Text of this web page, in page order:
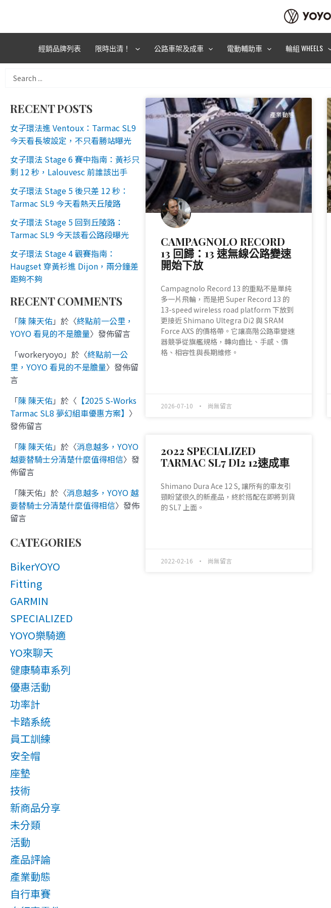
主
經銷品牌列表 限時出清！ 公路車架及成車 電動輔助車 輪組 WHEELS
Search
RECENT POSTS
女子環法進 Ventoux：Tarmac SL9
今天看長坡設定，不只看勝站曝光
女子環法 Stage 6 賽中指南：黃衫只
剩 12 秒，Lalouvesc 前誰該出手
女子環法 Stage 5 後只差 12 秒：
Tarmac SL9 今天看熱天丘陵路
女子環法 Stage 5 回到丘陵路：
Tarmac SL9 今天該看公路段曝光
女子環法 Stage 4 觀賽指南：
Haugset 穿黃衫進 Dijon，兩分鐘差
距夠不夠
RECENT COMMENTS
「陳 陳天佑」於〈終點前一公里，
YOYO 看見的不是膽量〉發佈留言
「workeryoyo 」於〈終點前一公
里，YOYO 看見的不是膽量〉發佈留
言
「陳 陳天佑」於〈 【2025 S-Works
Tarmac SL8 夢幻組車優惠方案】 〉
發佈留言
「陳 陳天佑」於〈消息越多，YOYO
越要替騎士分清楚什麼值得相信〉發
佈留言
「陳天佑」於〈消息越多，YOYO 越
要替騎士分清楚什麼值得相信〉發佈
留言
CATEGORIES
BikerYOYO
Fitting
GARMIN
SPECIALIZED
YOYO樂騎適
YO來聊天
健康騎車系列
優惠活動
功率計
卡踏系統
員工訓練
安全帽
座墊
技術
新商品分享
未分類
活動
產品評論
產業動態
自行車賽
產業動態
CAMPAGNOLO RECORD
13 回歸：13 速無線公路變速
開始下放
Campagnolo Record 13 的重點不是單純
多一片飛輪，而是把 Super Record 13 的
13-speed wireless road platform 下放到
更接近 Shimano Ultegra Di2 與 SRAM
Force AXS 的價格帶。它讓高階公路車變速
器競爭從旗艦規格，轉向齒比、手感、價
格、相容性與長期維修。
2026-07-10 尚無留言
2022 SPECIALIZED
TARMAC SL7 DI2 12速成車
Shimano Dura Ace 12 S, 讓所有的車友引
頸盼望很久的新產品，終於搭配在即將到貨
的 SL7 上面。
2022-02-16 尚無留言